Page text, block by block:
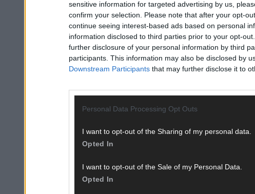
sensitive information for targeted advertising by us,
confirm your selection. Please note that after your opt-
continue seeing interest-based ads based on personal
information disclosed to third parties prior to your opt-
further disclosure of your personal information by third
participants. This information may also be disclosed by
Downstream Participants that may further disclose it to
Personal Data Processing Opt Outs
I want to opt-out of the Sharing of my personal data.
Opted In
I want to opt-out of the Sale of my Personal Data.
Opted In